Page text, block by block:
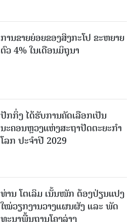
ການຂາຍຍ່ອຍຂອງສິງກະໂປ ຂະຫຍາຍ
ຕົວ 4% ໃນເດືອນມິຖຸນາ
ປັກກິ່ງ ໄດ້ຮັບການຄັດເລືອກເປັນ
ນະຄອນຫຼວງແຫ່ງສະຖາປັດຕະຍະກຳ
ໂລກ ປະຈຳປີ 2029
ທ່ານ ໂຕ​ເລິມ ເນັ້ນໜັກ ຕ້ອງ​ປ່ຽນ​ແປງ​
ໃໝ່​ວຽກ​ງານ​ວາງ​ແຜນ​ຜັງ ແລະ ​ພັດ​
ທະ​ນາ​ພື້ນ​ຖານ​ໂຄງ​ລ່າງ